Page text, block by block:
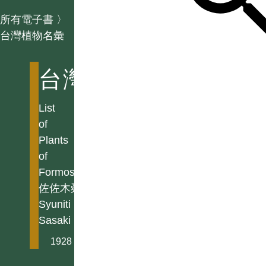
所有電子書 〉
台灣植物名彙
台灣植物名彙
List
of
Plants
of
Formosa
佐佐木舜一
Syuniti
Sasaki
1928